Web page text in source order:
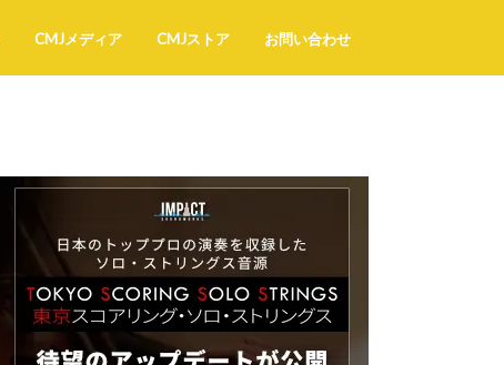
CMJメディア CMJストア お問い合わせ